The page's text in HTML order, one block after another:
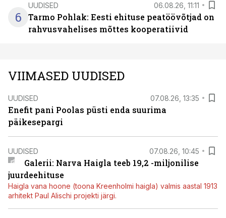
6
UUDISED 06.08.26, 11:11
Tarmo Pohlak: Eesti ehituse peatöövõtjad on
rahvusvahelises mõttes kooperatiivid
VIIMASED UUDISED
UUDISED 07.08.26, 13:35
Enefit pani Poolas püsti enda suurima
päikesepargi
UUDISED 07.08.26, 10:45
Galerii: Narva Haigla teeb 19,2 -miljonilise
juurdeehituse
Haigla vana hoone (toona Kreenholmi haigla) valmis aastal 1913
arhitekt Paul Alischi projekti järgi.